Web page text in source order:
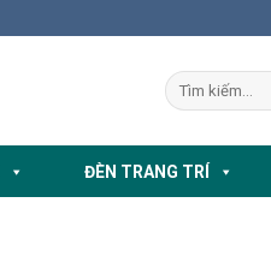
ĐÈN TRANG TRÍ